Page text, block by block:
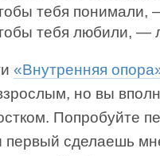
тебя понимали,
тебя любили, —
«Внутренняя
но вы
Попробуйте
первый сделаешь